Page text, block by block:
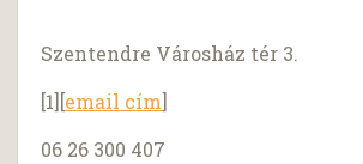
Szentendre Városház tér 3.
[1][email cím]
06 26 300 407